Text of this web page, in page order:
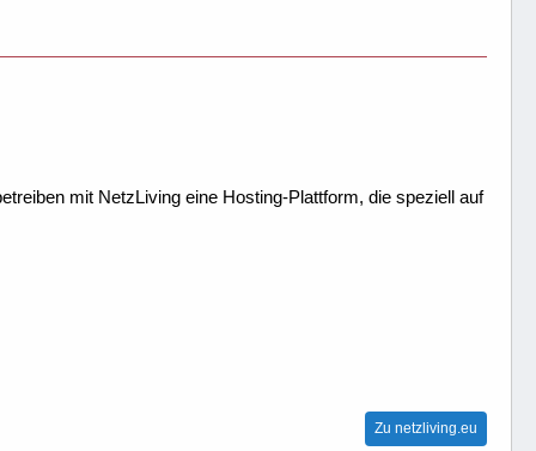
mit NetzLiving eine Hosting-Plattform, die speziell auf
Zu netzliving.eu